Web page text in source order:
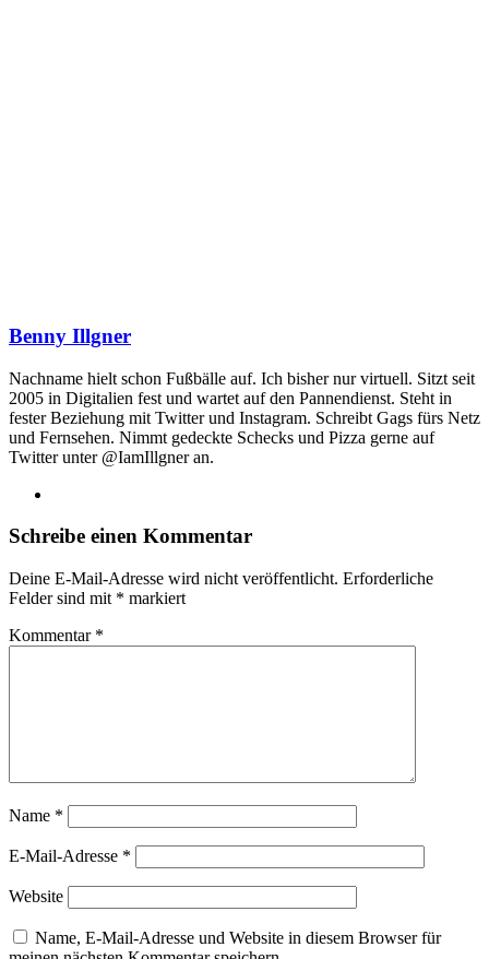
Benny Illgner
Nachname hielt schon Fußbälle auf. Ich bisher nur virtuell. Sitzt seit
2005 in Digitalien fest und wartet auf den Pannendienst. Steht in
fester Beziehung mit Twitter und Instagram. Schreibt Gags fürs Netz
und Fernsehen. Nimmt gedeckte Schecks und Pizza gerne auf
Twitter unter @IamIllgner an.
Schreibe einen Kommentar
Deine E-Mail-Adresse wird nicht veröffentlicht. Erforderliche
Felder sind mit * markiert
Kommentar *
Name *
E-Mail-Adresse *
Website
Name, E-Mail-Adresse und Website in diesem Browser für